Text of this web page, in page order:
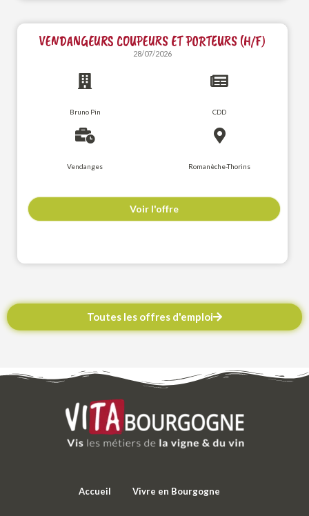
VENDANGEURS COUPEURS ET PORTEURS (H/F)
28/07/2026
Bruno Pin CDD
Vendanges Romanèche-Thorins
Voir l'offre
Toutes les offres d'emploi
Accueil Vivre en Bourgogne